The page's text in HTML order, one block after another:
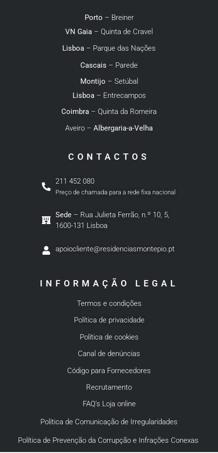
Porto – Breiner
VN Gaia– Quinta de Cravel
Lisboa – Parque das Nações
Cascais – Parede
Montijo – Setúbal
Lisboa– Entrecampos
Coimbra – Quinta da Romeira
Aveiro – Albergaria-a-Velha
CONTACTOS
211 452 080
Preço de chamada para a rede fixa nacional
Sede– Rua Julieta Ferrão, n.º 10, 5,
1600-131 Lisboa
apoiocliente@residenciasmontepio.pt
INFORMAÇÃO LEGAL
Termos e condições
Política de privacidade
Política de cookies
Canal de denúncias
Código para Fornecedores
Recrutamento
FAQ’s Loja online
Política de Comunicação de Irregularidades
Política de Prevenção da Corrupção e Infrações Conexas